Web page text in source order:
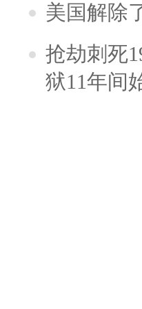
美国解除
抢劫刺死
狱11年间